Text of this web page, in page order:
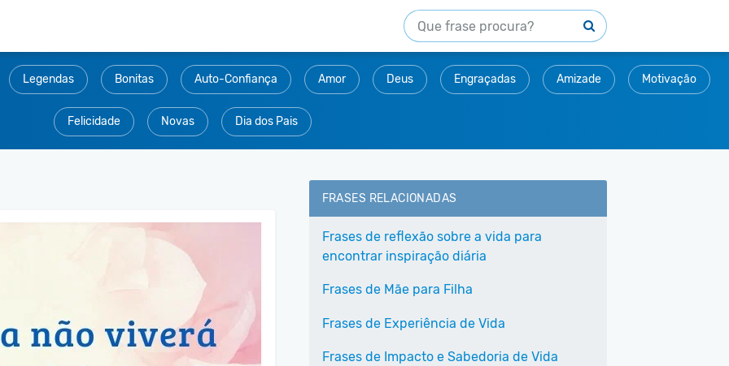
Legendas Bonitas Auto-Confiança Amor Deus Engraçadas Amizade Motivação
Felicidade Novas Dia dos Pais
FRASES RELACIONADAS
Frases de reflexão sobre a vida para
encontrar inspiração diária
Frases de Mãe para Filha
Frases de Experiência de Vida
Frases de Impacto e Sabedoria de Vida